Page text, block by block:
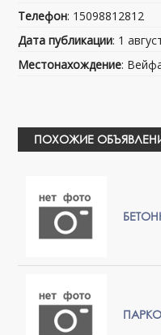
Телефон: 15098812812
Дата публикации: 1
Местонахождение:
ПОХОЖИЕ